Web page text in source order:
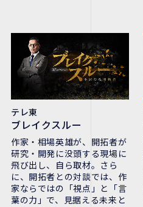
テレ東
ブレイクスルー
作家・相場英雄が、開拓者が
研究・開発に没頭する現場に
飛び出し、自ら取材。さら
に、開拓者との対談では、作
家ならではの「視点」と「言
葉の力」で、見据える未来と